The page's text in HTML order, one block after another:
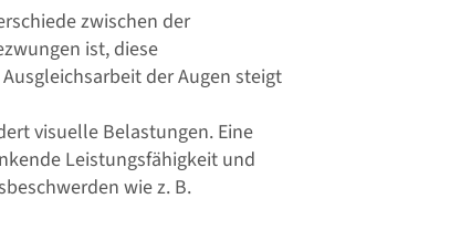
zwischen der
ist, diese
der Augen steigt
visuelle Belastungen. Eine
Leistungsfähigkeit und
wie z. B.